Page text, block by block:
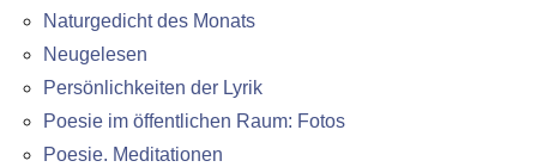
Naturgedicht des Monats
Neugelesen
Persönlichkeiten der Lyrik
Poesie im öffentlichen Raum: Fotos
Poesie. Meditationen